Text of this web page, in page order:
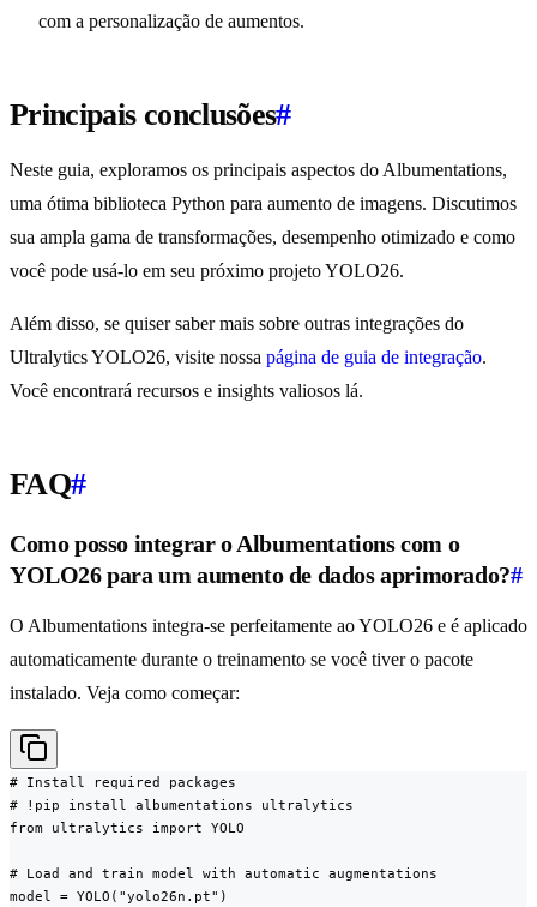
com a personalização de aumentos.
Principais conclusões#
Neste guia, exploramos os principais aspectos do Albumentations,
uma ótima biblioteca Python para aumento de imagens. Discutimos
sua ampla gama de transformações, desempenho otimizado e como
você pode usá-lo em seu próximo projeto YOLO26.
Além disso, se quiser saber mais sobre outras integrações do
Ultralytics YOLO26, visite nossa página de guia de integração.
Você encontrará recursos e insights valiosos lá.
FAQ#
Como posso integrar o Albumentations com o
YOLO26 para um aumento de dados aprimorado?#
O Albumentations integra-se perfeitamente ao YOLO26 e é aplicado
automaticamente durante o treinamento se você tiver o pacote
instalado. Veja como começar:
# Install required packages
# !pip install albumentations ultralytics
from ultralytics import YOLO
# Load and train model with automatic augmentations
model = YOLO("yolo26n.pt")